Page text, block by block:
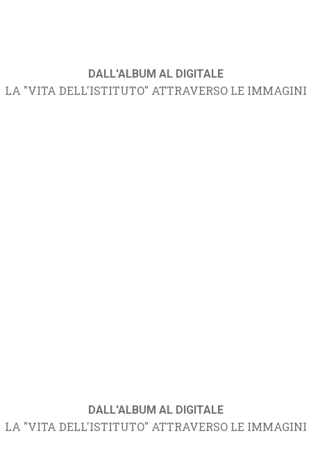
DALL'ALBUM AL DIGITALE
LA "VITA DELL'ISTITUTO" ATTRAVERSO LE IMMAGINI
DALL'ALBUM AL DIGITALE
LA "VITA DELL'ISTITUTO" ATTRAVERSO LE IMMAGINI